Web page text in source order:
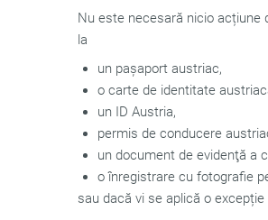
Nu este necesară nicio acțiune
la
un pașaport austriac,
o carte de identitate
un ID Austria,
permis de conducere
un document de evidenţă a
o înregistrare cu fotografie
sau dacă vi se aplică o excepție